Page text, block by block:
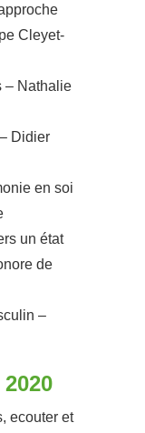
Cleyet-
– Nathalie
Didier
en soi
un état
de
–
ecouter et